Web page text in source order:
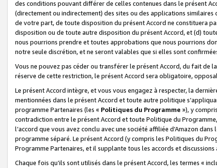
des conditions pouvant différer de celles contenues dans le présent
(directement ou indirectement) des sites ou des applications
de votre part, de toute disposition du présent Accord ne constituera
disposition ou de toute autre disposition du présent Accord, et (d)
nous pourrions prendre et toutes approbations que nous pourrions
notre seule discrétion, et ne seront valables que si elles sont
Vous ne pouvez pas céder ou transférer le présent Accord, du fait de
réserve de cette restriction, le présent Accord sera obligatoire,
Le présent Accord intègre, et vous vous engagez à respecter, la
mentionnées dans le présent Accord et toute autre politique
programme Partenaires (les « Politiques du Programme »), y
contradiction entre le présent Accord et toute Politique du
l’accord que vous avez conclu avec une société affiliée d’Amazon
programme séparé. Le présent Accord (y compris les Politiques du
Programme Partenaires, et il supplante tous les accords et discussions
Chaque fois qu’ils sont utilisés dans le présent Accord, les termes «